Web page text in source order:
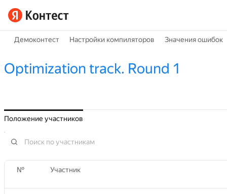
Демоконтест Настройки компиляторов Значения ошибок
Optimization track. Round 1
Положение участников
№ Участник